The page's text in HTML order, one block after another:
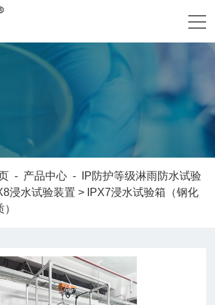
- 产品中心 -
IP防护等级淋雨防水试验
浸水试验装置 > IPX7浸水试验箱（钢化